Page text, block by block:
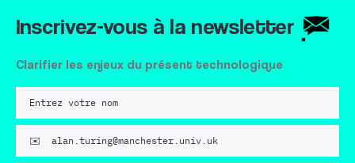
Inscrivez-vous à la newsletter
Clarifier les enjeux du présent technologique